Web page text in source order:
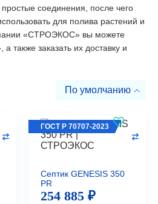
соединения, после чего
для полива растений и
«СТРОЭКОС» вы можете
а также заказать их доставку и
По умолчанию
Септик GENESIS 350
PR
ГОСТ Р 70707-2023
254 885 ₽